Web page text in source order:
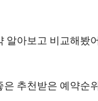
알아보고 비교해봤
추천받은 예약순